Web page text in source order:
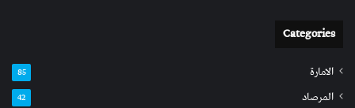
Categories
الامارة 85
المرصاد 42